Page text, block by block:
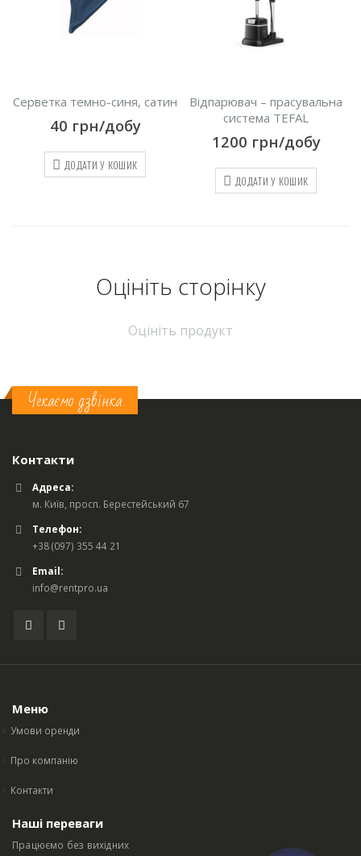
Серветка темно-синя, сатин
40 грн/добу
ДОДАТИ У КОШИК
Відпарювач – прасувальна
система TEFAL
1200 грн/добу
ДОДАТИ У КОШИК
Оцініть cторінку
Оцініть продукт
Чекаємо дзвінка
Контакти
Адреса:
м. Київ, просп. Берестейський 67
Телефон:
+38 (097) 355 44 21
Email:
info@rentpro.ua
Меню
Умови оренди
Про компанію
Контакти
Наші переваги
Працюємо без вихідних